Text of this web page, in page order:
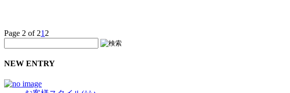
Page 2 of 21 2
NEW ENTRY